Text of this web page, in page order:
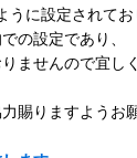
うに設定されて
の設定であり、
ませんので宜し
賜りますようお